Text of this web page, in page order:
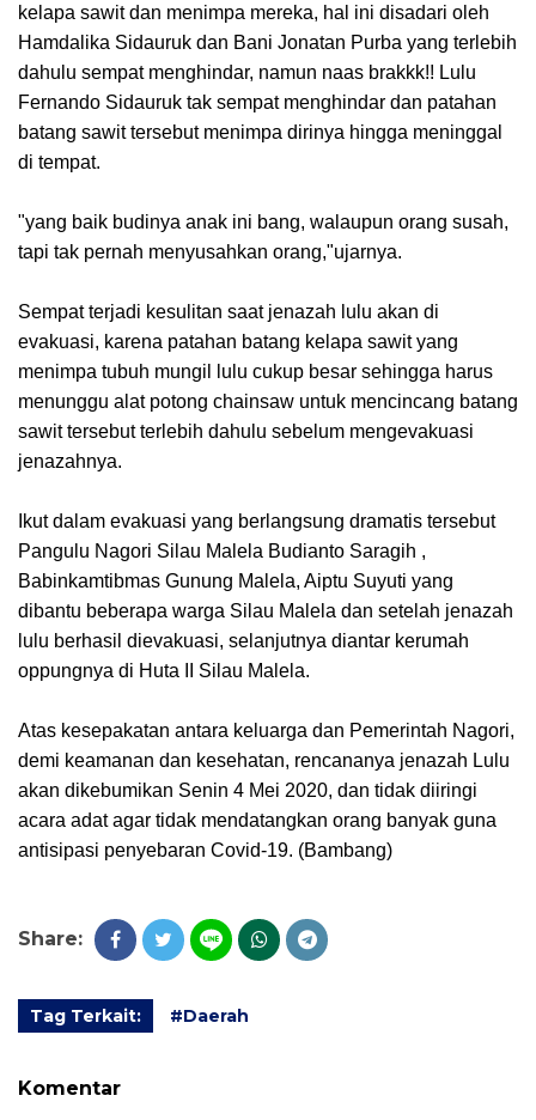
kelapa sawit dan menimpa mereka, hal ini disadari oleh
Hamdalika Sidauruk dan Bani Jonatan Purba yang terlebih
dahulu sempat menghindar, namun naas brakkk!! Lulu
Fernando Sidauruk tak sempat menghindar dan patahan
batang sawit tersebut menimpa dirinya hingga meninggal
di tempat.
"yang baik budinya anak ini bang, walaupun orang susah,
tapi tak pernah menyusahkan orang,"ujarnya.
Sempat terjadi kesulitan saat jenazah lulu akan di
evakuasi, karena patahan batang kelapa sawit yang
menimpa tubuh mungil lulu cukup besar sehingga harus
menunggu alat potong chainsaw untuk mencincang batang
sawit tersebut terlebih dahulu sebelum mengevakuasi
jenazahnya.
Ikut dalam evakuasi yang berlangsung dramatis tersebut
Pangulu Nagori Silau Malela Budianto Saragih ,
Babinkamtibmas Gunung Malela, Aiptu Suyuti yang
dibantu beberapa warga Silau Malela dan setelah jenazah
lulu berhasil dievakuasi, selanjutnya diantar kerumah
oppungnya di Huta II Silau Malela.
Atas kesepakatan antara keluarga dan Pemerintah Nagori,
demi keamanan dan kesehatan, rencananya jenazah Lulu
akan dikebumikan Senin 4 Mei 2020, dan tidak diiringi
acara adat agar tidak mendatangkan orang banyak guna
antisipasi penyebaran Covid-19. (Bambang)
Share:
Tag Terkait: #Daerah
Komentar